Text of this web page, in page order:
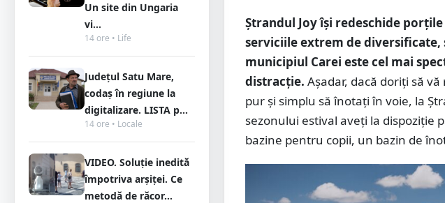
Un site din Ungaria
vi...
14 ore • Life
Județul Satu Mare,
codaș în regiune la
digitalizare. LISTA p...
14 ore • Locale
VIDEO. Soluție inedită
împotriva arșiței. Ce
metodă de răcor...
Ștrandul Joy își redeschide
serviciile extrem de diversificate,
municipiul Carei este cel mai
distracție. Așadar, dacă doriți să
pur și simplu să înotați în voie, la
sezonului estival aveți la dispoziție
bazine pentru copii, un bazin de